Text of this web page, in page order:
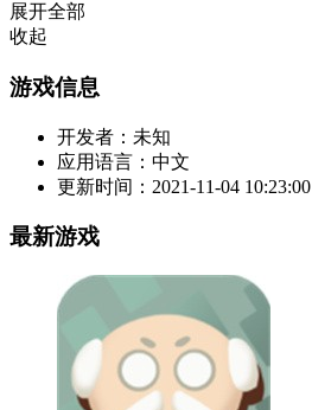
展开全部
收起
游戏信息
开发者： 未知
应用语言： 中文
更新时间： 2021-11-04 10:23:00
最新游戏